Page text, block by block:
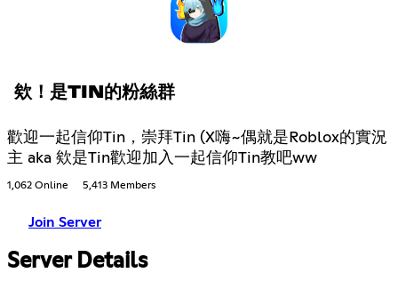
欸！是TIN的粉絲群
歡迎一起信仰Tin，崇拜Tin (X嗨~偶就是Roblox的實況
主 aka 欸是Tin歡迎加入一起信仰Tin教吧ww
1,062 Online 5,413 Members
Join Server
Server Details